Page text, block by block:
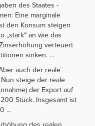
des Staates -
Eine marginale
den Konsum steigen
„stark“ an wie das
Zinserhöhung verteuert
sinken. ...
auch der reale
steige der reale
der Export auf
Stück. Insgesamt ist
...